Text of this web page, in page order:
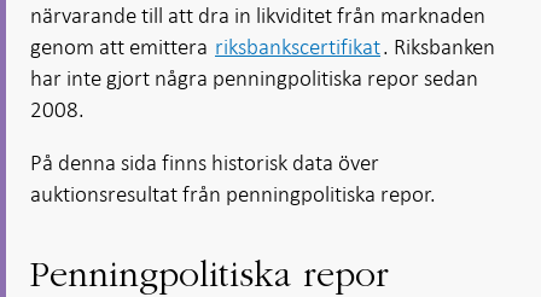
närvarande till att dra in likviditet från marknaden
genom att emittera riksbankscertifikat. Riksbanken
har inte gjort några penningpolitiska repor sedan
2008.
På denna sida finns historisk data över
auktionsresultat från penningpolitiska repor.
Penningpolitiska repor